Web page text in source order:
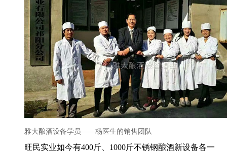
雅大酿酒设备学员——杨医生的销售团队
旺民实业如今有400斤、1000斤不锈钢酿酒新设备各一